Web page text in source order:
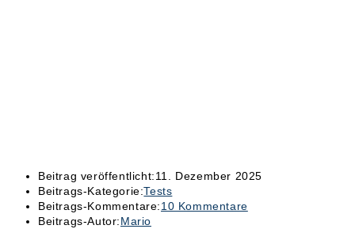
Beitrag veröffentlicht:11. Dezember 2025
Beitrags-Kategorie:Tests
Beitrags-Kommentare:10 Kommentare
Beitrags-Autor:Mario